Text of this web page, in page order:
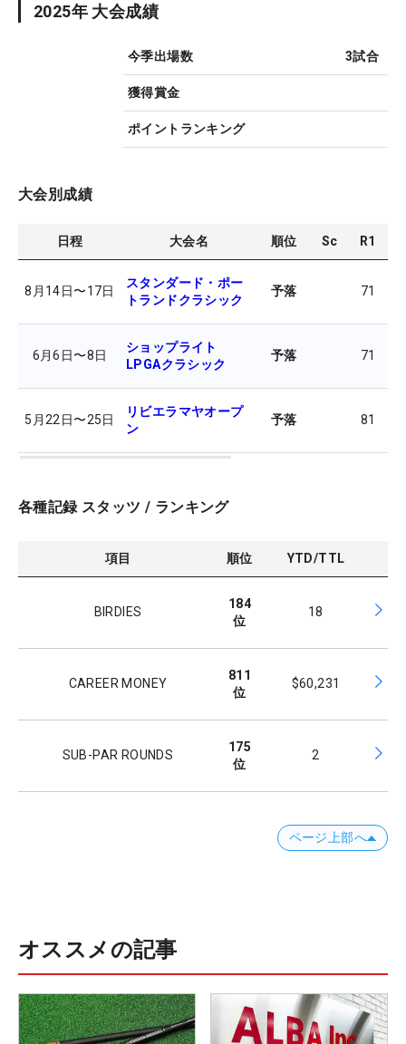
2025年 大会成績
今季出場数 3試合
獲得賞金
ポイントランキング
大会別成績
日程 大会名 順位 Sc R1
8月14日〜17日
スタンダード・ポー
トランドクラシック
予落 71
6月6日〜8日
ショップライト
LPGAクラシック
予落 71
5月22日〜25日
リビエラマヤオープ
ン
予落 81
各種記録 スタッツ / ランキング
項目 順位 YTD/TTL
BIRDIES
184
位
18
CAREER MONEY
811
位
$60,231
SUB-PAR ROUNDS
175
位
2
ページ上部へ
オススメの記事